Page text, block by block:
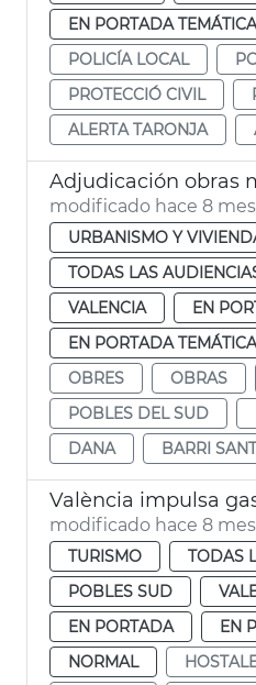
EN PORTADA TEMÁTICA
POLICÍA LOCAL
PROTECCIÓ CIVIL
ALERTA TARONJA
modificado hace 8
URBANISMO Y
TODAS LAS
VALENCIA
EN
EN PORTADA TEMÁTICA
OBRES
OBRAS
POBLES DEL SUD
DANA
BARRI
modificado hace 8
TURISMO
TODAS
POBLES SUD
EN PORTADA
EN
NORMAL